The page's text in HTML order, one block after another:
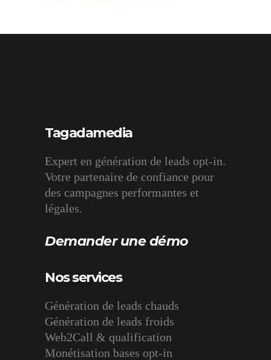
Tagadamedia
Expert en génération de leads opt-in.
Votre partenaire de confiance pour
des campagnes performantes et
légales.
Demander une démo
Nos services
Génération de leads chauds
Génération de leads froids
Web2Call & qualification
Monétisation bases opt-in